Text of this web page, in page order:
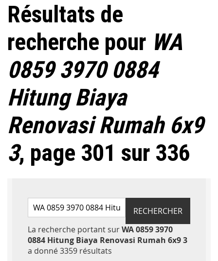
Résultats de
recherche pour WA
0859 3970 0884
Hitung Biaya
Renovasi Rumah 6x9
3, page 301 sur 336
Rechercher par mots-clés
RECHERCHER
La recherche portant surWA 0859 3970
0884 Hitung Biaya Renovasi Rumah 6x9 3
a donné 3359 résultats